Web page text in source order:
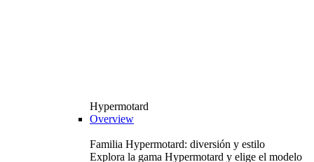
Hypermotard
Overview
Familia Hypermotard: diversión y estilo
Explora la gama Hypermotard y elige el modelo